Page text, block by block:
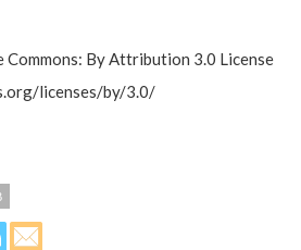
Commons: By Attribution 3.0 License
licenses/by/3.0/